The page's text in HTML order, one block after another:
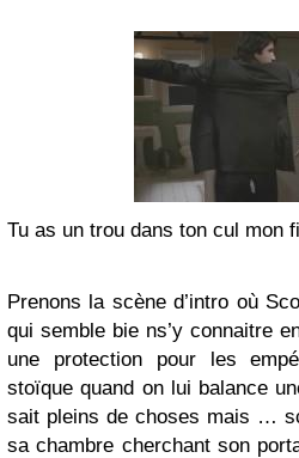
Tu as un trou dans ton cul mon
Prenons la scène d’intro où
qui semble bie ns’y connaitre
une protection pour les
stoïque quand on lui balance
sait pleins de choses mais …
sa chambre cherchant son